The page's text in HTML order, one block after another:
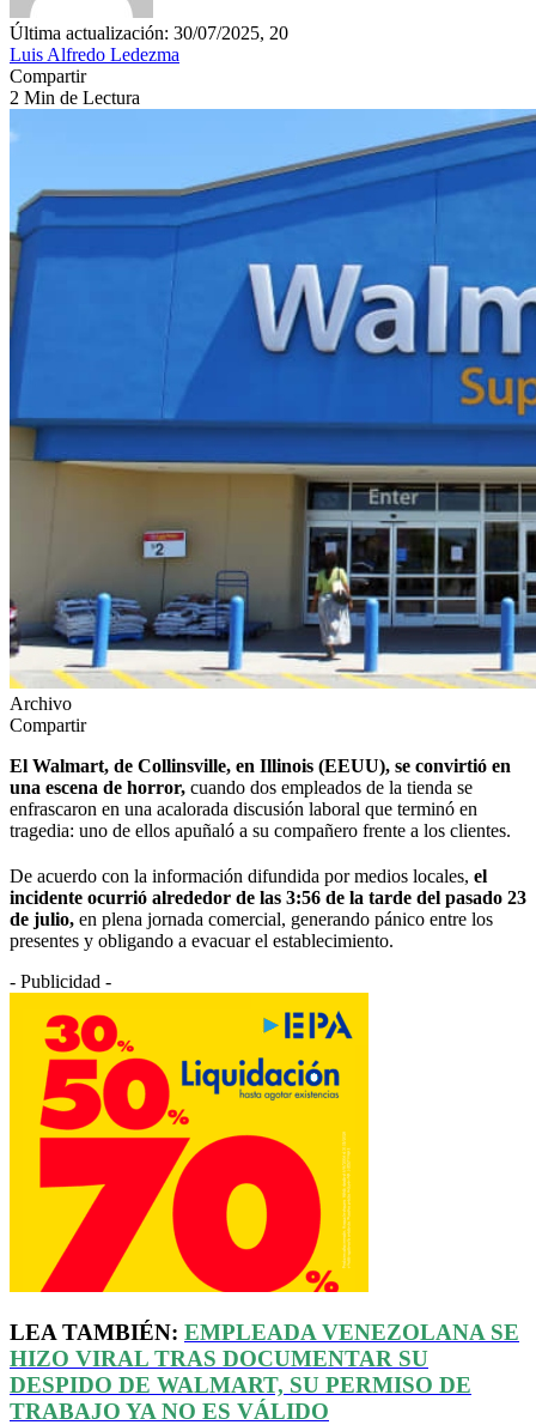
Última actualización: 30/07/2025, 20
Luis Alfredo Ledezma
Compartir
2 Min de Lectura
Archivo
Compartir
El Walmart, de Collinsville, en Illinois (EEUU), se convirtió en
una escena de horror, cuando dos empleados de la tienda se
enfrascaron en una acalorada discusión laboral que terminó en
tragedia: uno de ellos apuñaló a su compañero frente a los clientes.
De acuerdo con la información difundida por medios locales, el
incidente ocurrió alrededor de las 3:56 de la tarde del pasado 23
de julio, en plena jornada comercial, generando pánico entre los
presentes y obligando a evacuar el establecimiento.
- Publicidad -
LEA TAMBIÉN: EMPLEADA VENEZOLANA SE
HIZO VIRAL TRAS DOCUMENTAR SU
DESPIDO DE WALMART, SU PERMISO DE
TRABAJO YA NO ES VÁLIDO